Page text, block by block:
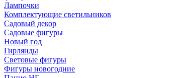
Лампочки
Комплектующие светильников
Садовый декор
Садовые фигуры
Новый год
Гирлянды
Световые фигуры
Фигуры новогодние